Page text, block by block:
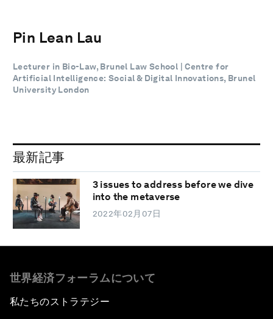
Pin Lean Lau
Lecturer in Bio-Law, Brunel Law School | Centre for
Artificial Intelligence: Social & Digital Innovations, Brunel
University London
最新記事
3 issues to address before we dive
into the metaverse
2022年02月07日
世界経済フォーラムについて
私たちのストラテジー